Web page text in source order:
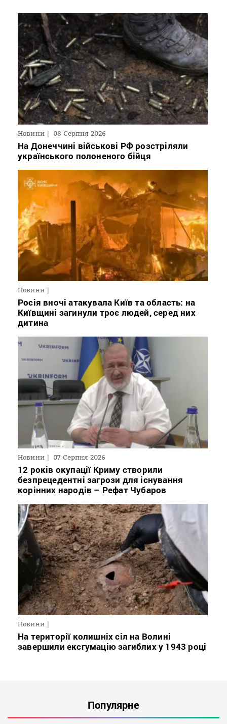
Новини 08 Серпня 2026
На Донеччині військові РФ розстріляли
українського полоненого бійця
Новини
Росія вночі атакувала Київ та область: на
Київщині загинули троє людей, серед них
дитина
Новини 07 Серпня 2026
12 років окупації Криму створили
безпрецедентні загрози для існування
корінних народів – Рефат Чубаров
Новини
На території колишніх сіл на Волині
завершили ексгумацію загиблих у 1943 році
Популярне